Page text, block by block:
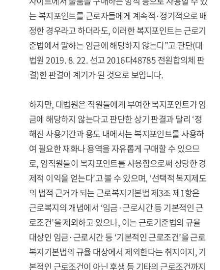
는 복지포인트를 근로자들에게 계속적·정기적으로 배
정한 경우라고 하더라도, 이러한 복지포인트는 근로기
준법에서 말하는 임금에 해당하지 않는다”고 판단(대
법원 2019. 8. 22. 선고 2016다48785 전원합의체 판
결)한 판결이 계기가 된 것으로 보입니다.
하지만, 대법원은 직원들에게 부여한 복지포인트가 임
금에 해당하지 않는다고 판단한 상기 판결과 달리 ‘정
해진 사용기간과 용도 내에서는 복지포인트를 사용하
여 필요한 재화나 용역을 자유롭게 구매할 수 있으므
로, 임직원들이 복지포인트를 사용함으로써 상당한 경
제적 이익을 얻는다’고 볼 수 있으며, ‘선택적 복지제도
의 법적 근거가 되는 근로복지기본법 제3조 제1항은
근로복지의 개념에서 ‘임금·근로시간 등 기본적인 근
로조건’을 제외하고 있으나, 이는 근로기준법의 규율
대상인 임금·근로시간 등 ‘기본적인 근로조건’을 근로
복지기본법의 규율 대상에서 제외한다는 취지이지, 기
본적인 근로조건이 아닌 후생 등 기타의 근로조건까지